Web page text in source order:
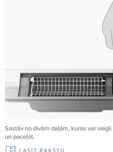
Sastāv no divām daļām, kuras var
un paceļot.
LASĪT RAKSTU